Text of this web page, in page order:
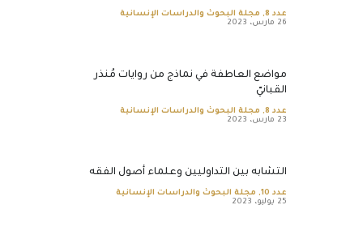
عدد 8 , مجلة البحوث والدراسات الإنسانية
26 مارس، 2023
مواضع العاطفة في نماذج من روايات مُنذر
القبانيّ
عدد 8 , مجلة البحوث والدراسات الإنسانية
23 مارس، 2023
التشابه بين التداوليين وعلماء أصول الفقه
عدد 10 , مجلة البحوث والدراسات الإنسانية
25 يوليو، 2023